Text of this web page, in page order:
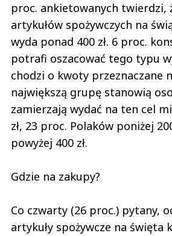
proc. ankietowanych twierdzi,
artykułów spożywczych na
wyda ponad 400 zł. 6 proc.
potrafi oszacować tego typu
chodzi o kwoty przeznaczane
największą grupę stanowią
zamierzają wydać na ten cel
zł, 23 proc. Polaków poniżej
powyżej 400 zł.
Gdzie na zakupy?
Co czwarty (26 proc.) pytany,
artykuły spożywcze na święta